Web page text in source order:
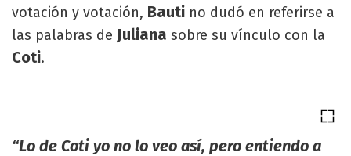
votación y votación, Bauti no dudó en referirse a
las palabras de Juliana sobre su vínculo con la
Coti.
“Lo de Coti yo no lo veo así, pero entiendo a